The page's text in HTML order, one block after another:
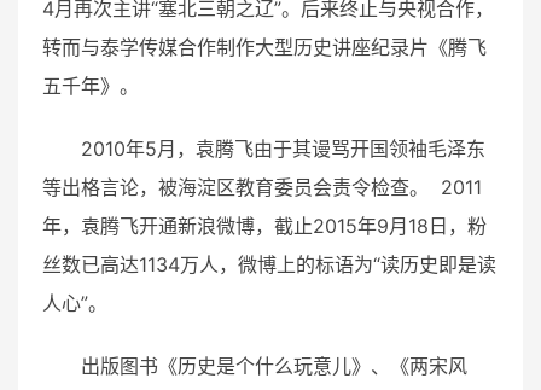
4月再次主讲“塞北三朝之辽”。后来终止与央视合作，
转而与泰学传媒合作制作大型历史讲座纪录片《腾飞
五千年》。
2010年5月，袁腾飞由于其谩骂开国领袖毛泽东
等出格言论，被海淀区教育委员会责令检查。 2011
年，袁腾飞开通新浪微博，截止2015年9月18日，粉
丝数已高达1134万人，微博上的标语为“读历史即是读
人心”。
出版图书《历史是个什么玩意儿》、《两宋风